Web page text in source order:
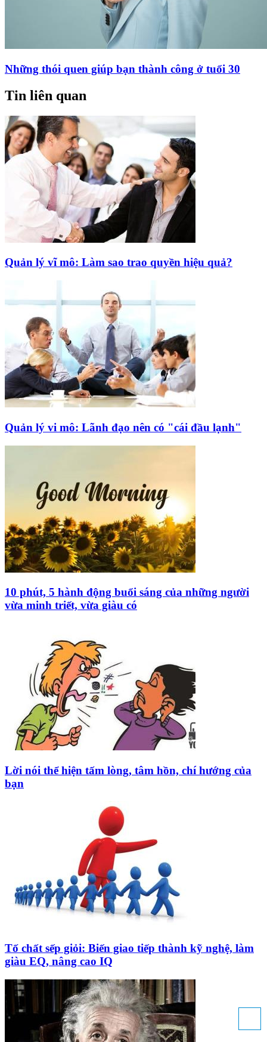
Những thói quen giúp bạn thành công ở tuổi 30
Tin liên quan
Quản lý vĩ mô: Làm sao trao quyền hiệu quả?
Quản lý vi mô: Lãnh đạo nên có "cái đầu lạnh"
10 phút, 5 hành động buổi sáng của những người
vừa minh triết, vừa giàu có
Lời nói thể hiện tấm lòng, tâm hồn, chí hướng của
bạn
Tố chất sếp giỏi: Biến giao tiếp thành kỹ nghệ, làm
giàu EQ, nâng cao IQ